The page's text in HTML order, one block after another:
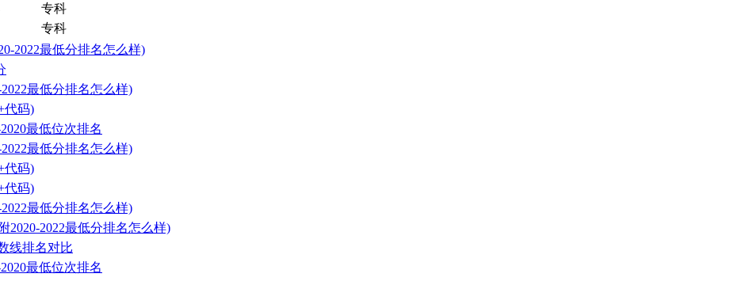
专科
专科
2022最低分排名怎么样)
最低分排名怎么样)
代码)
最低位次排名
最低分排名怎么样)
代码)
代码)
最低分排名怎么样)
2020-2022最低分排名怎么样)
线排名对比
最低位次排名